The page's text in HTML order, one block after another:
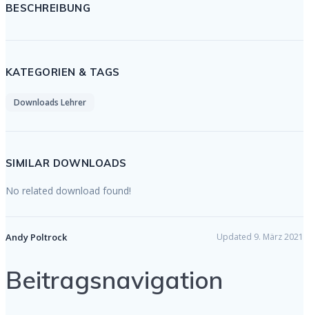
BESCHREIBUNG
KATEGORIEN & TAGS
Downloads Lehrer
SIMILAR DOWNLOADS
No related download found!
Andy Poltrock Updated 9. März 2021
Beitragsnavigation